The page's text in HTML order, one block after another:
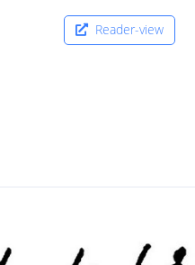
Reader-view